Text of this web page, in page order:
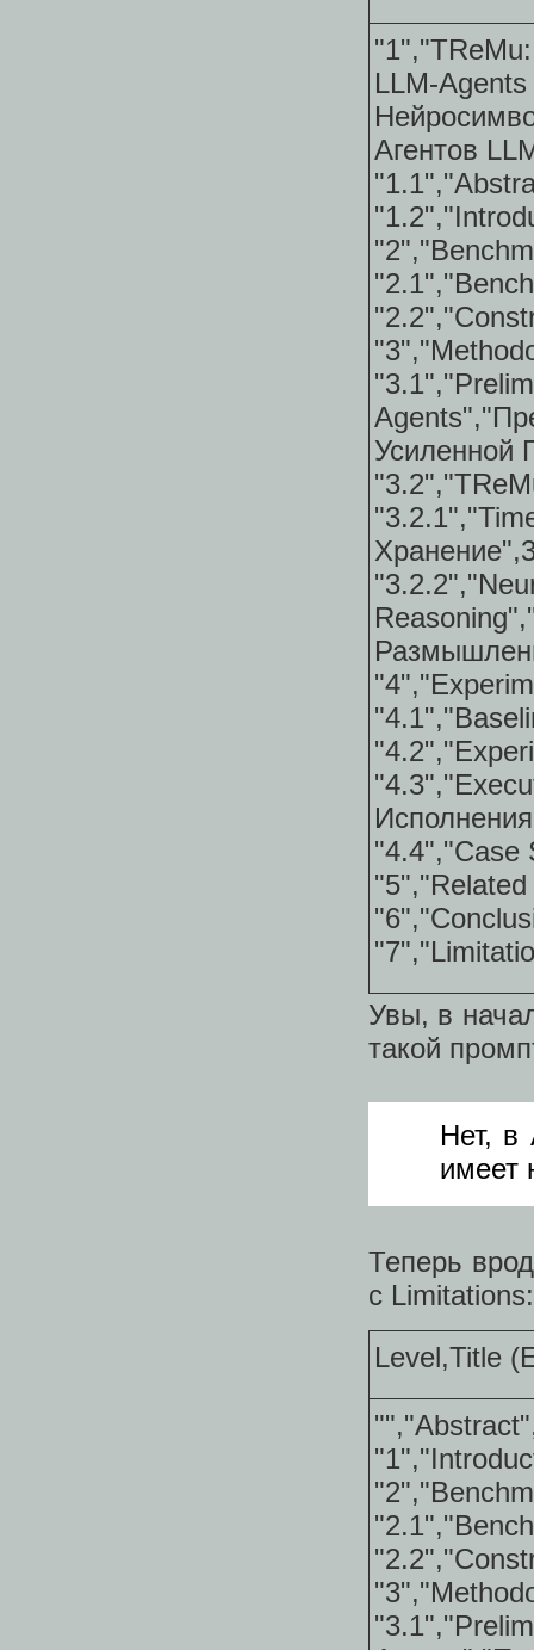
LLM-
Агентов
Усиленной
"4.4","Case
Увы, в
такой
Нет, в
имеет
Теперь
с Limitations:
Level,Title